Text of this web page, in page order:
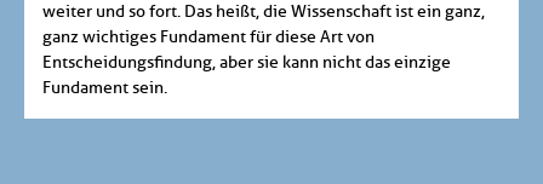
weiter und so fort. Das heißt, die Wissenschaft ist ein ganz,
ganz wichtiges Fundament für diese Art von
Entscheidungsfindung, aber sie kann nicht das einzige
Fundament sein.